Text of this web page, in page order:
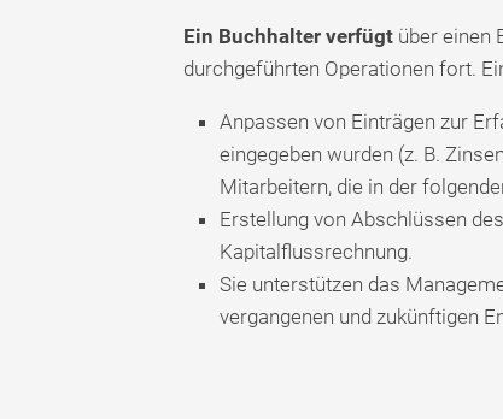
Ein Buchhalter verfügtüber einen
durchgeführten Operationen fort.
Anpassen von Einträgen zur
eingegeben wurden (z. B.
Mitarbeitern, die in der
Erstellung von Abschlüssen
Kapitalflussrechnung.
Sie unterstützen das
vergangenen und zukünftigen